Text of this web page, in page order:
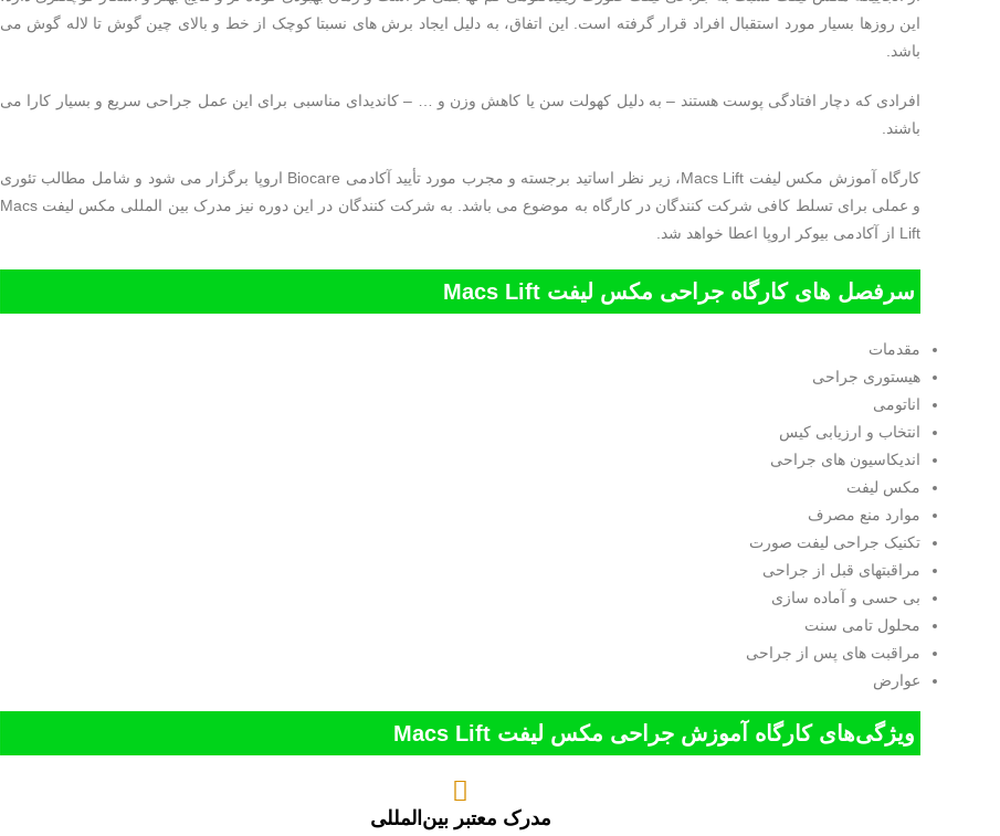
این روزها بسیار مورد استقبال افراد قرار گرفته است. این اتفاق، به دلیل ایجاد برش های نسبتا کوچک از خط و بالای چین گوش تا لاله گوش می
باشد.
افرادی که دچار افتادگی پوست هستند – به دلیل کهولت سن یا کاهش وزن و … – کاندیدای مناسبی برای این عمل جراحی سریع و بسیار کارا می
باشند.
کارگاه آموزش مکس لیفت Macs Lift، زیر نظر اساتید برجسته و مجرب مورد تأیید آکادمی Biocare اروپا برگزار می شود و شامل مطالب تئوری
و عملی برای تسلط کافی شرکت کنندگان در کارگاه به موضوع می باشد. به شرکت کنندگان در این دوره نیز مدرک بین المللی مکس لیفت Macs
Lift از آکادمی بیوکر اروپا اعطا خواهد شد.
سرفصل های کارگاه جراحی مکس لیفت Macs Lift
مقدمات
هیستوری جراحی
اناتومی
انتخاب و ارزیابی کیس
اندیکاسیون های جراحی
مکس لیفت
موارد منع مصرف
تکنیک جراحی لیفت صورت
مراقبتهای قبل از جراحی
بی حسی و آماده سازی
محلول تامی سنت
مراقبت های پس از جراحی
عوارض
ویژگی‌های کارگاه آموزش جراحی مکس لیفت Macs Lift
مدرک معتبر بین‌المللی